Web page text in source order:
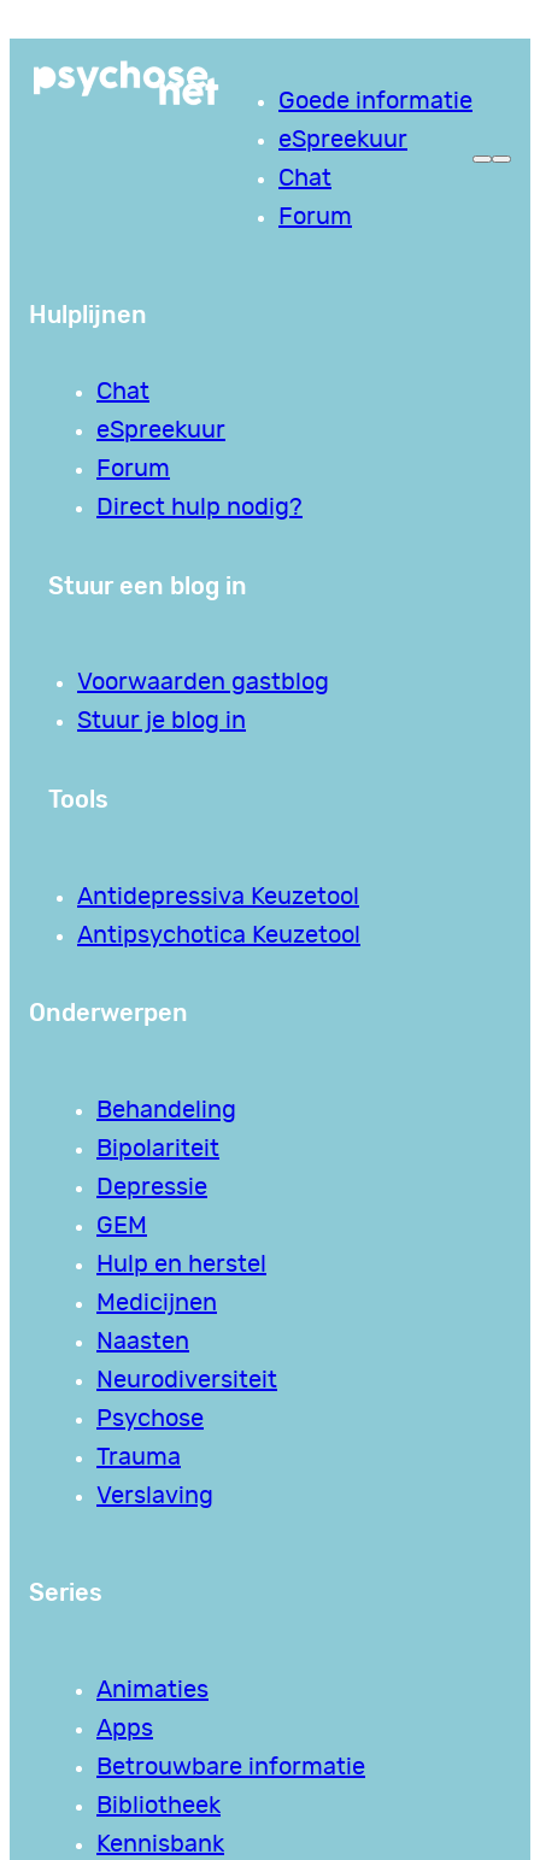
naar
Goede informatie
eSpreekuur
Chat
Forum
Hulplijnen
Chat
eSpreekuur
Forum
Direct hulp nodig?
Stuur een blog in
Voorwaarden gastblog
Stuur je blog in
Tools
Antidepressiva Keuzetool
Antipsychotica Keuzetool
Onderwerpen
Behandeling
Bipolariteit
Depressie
GEM
Hulp en herstel
Medicijnen
Naasten
Neurodiversiteit
Psychose
Trauma
Verslaving
Series
Animaties
Apps
Betrouwbare informatie
Bibliotheek
Kennisbank